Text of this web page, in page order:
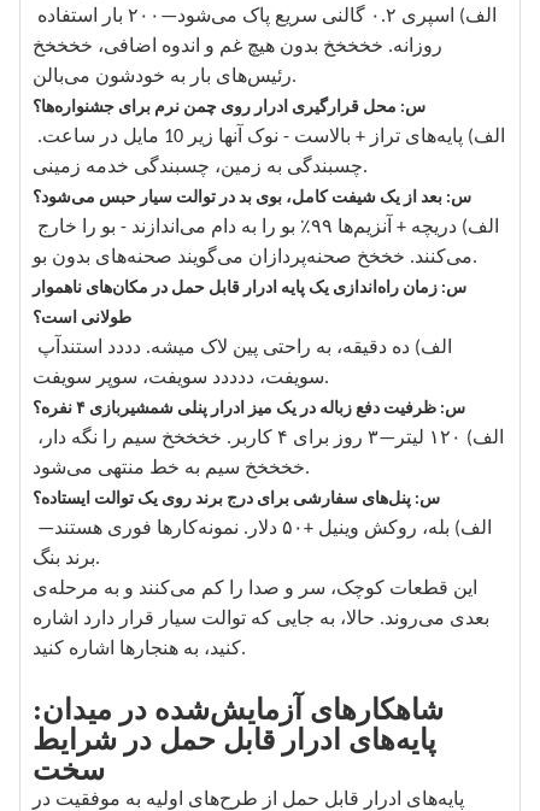
روزانه. خخخخخ بدون هیچ غم و اندوه اضافی، خخخخخ
رئیس‌های بار به خودشون می‌بالن.
س: محل قرارگیری ادرار روی چمن نرم برای جشنواره‌ها؟
چسبندگی به زمین، چسبندگی خدمه زمینی.
س: بعد از یک شیفت کامل، بوی بد در توالت سیار حبس می‌شود؟
می‌کنند. خخخخ صحنه‌پردازان می‌گویند صحنه‌های بدون بو.
س: زمان راه‌اندازی یک پایه ادرار قابل حمل در مکان‌های ناهموار
طولانی است؟
سویفت، ددددد سویفت، سوپر سویفت.
س: ظرفیت دفع زباله در یک میز ادرار پنلی شمشیربازی ۴ نفره؟
خخخخخ سیم به خط منتهی می‌شود.
س: پنل‌های سفارشی برای درج برند روی یک توالت ایستاده؟
برند بنگ.
این قطعات کوچک، سر و صدا را کم می‌کنند و به مرحله‌ی
بعدی می‌روند. حالا، به جایی که توالت سیار قرار دارد اشاره
کنید، به هنجارها اشاره کنید.
شاهکارهای آزمایش‌شده در میدان:
پایه‌های ادرار قابل حمل در شرایط
سخت
پایه‌های ادرار قابل حمل از طرح‌های اولیه به موفقیت در